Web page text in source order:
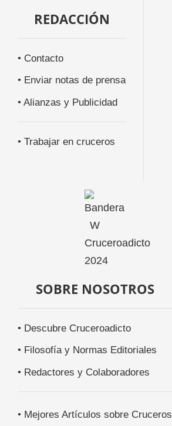
REDACCIÓN
• Contacto
• Enviar notas de prensa
• Alianzas y Publicidad
• Trabajar en cruceros
SOBRE NOSOTROS
• Descubre Cruceroadicto
• Filosofía y Normas Editoriales
• Redactores y Colaboradores
• Mejores Artículos sobre Cruceros